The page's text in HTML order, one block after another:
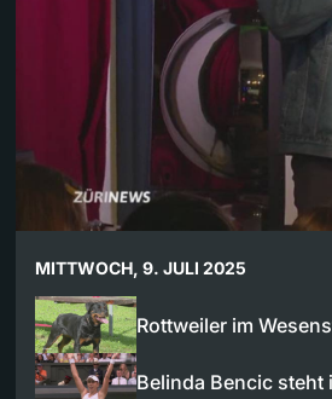
MITTWOCH, 9. JULI 2025
Rottweiler im
Belinda Bencic